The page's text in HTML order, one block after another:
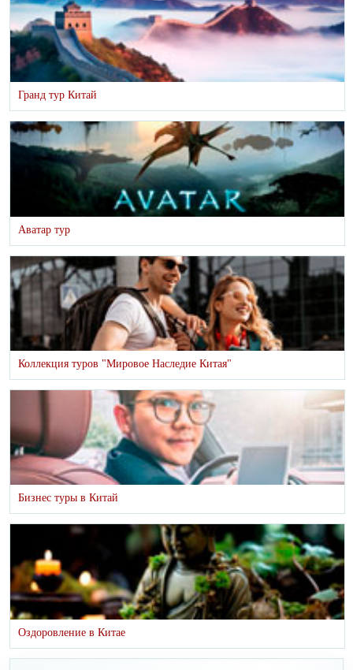
Гранд тур Китай
Аватар тур
Коллекция туров "Мировое Наследие Китая"
Бизнес туры в Китай
Оздоровление в Китае